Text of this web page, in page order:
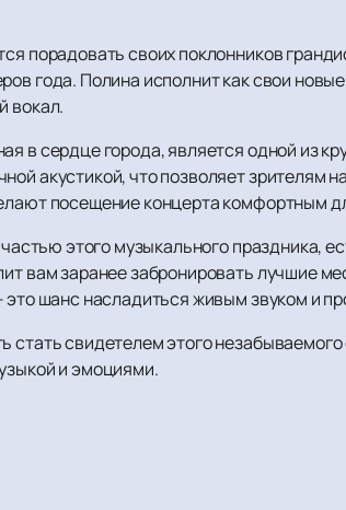
порадовать своих поклонников
года. Полина исполнит как свои
вокал.
в сердце города, является одной из
акустикой, что позволяет
посещение концерта комфортным
этого музыкального праздника,
вам заранее забронировать лучшие
это шанс насладиться живым звуком и
стать свидетелем этого
и эмоциями.